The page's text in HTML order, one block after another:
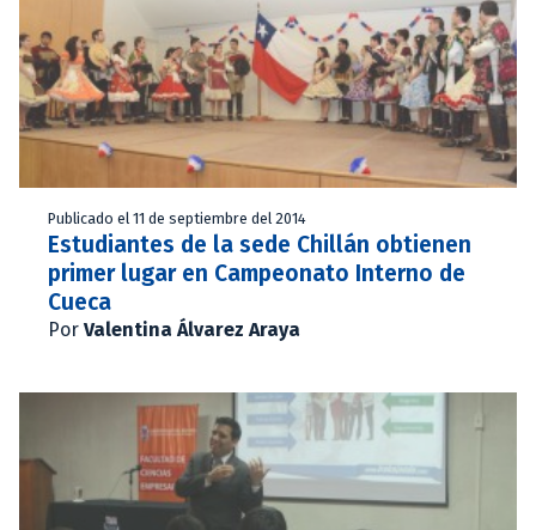
Publicado el 11 de septiembre del 2014
Estudiantes de la sede Chillán obtienen
primer lugar en Campeonato Interno de
Cueca
Por Valentina Álvarez Araya